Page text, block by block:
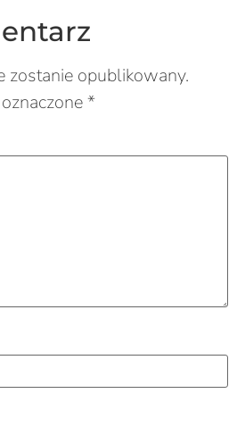
zostanie opublikowany.
*